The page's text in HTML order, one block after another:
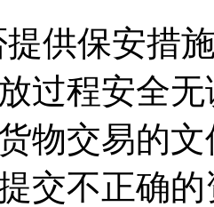
供保安措
过程安全
物交易的
交不正确